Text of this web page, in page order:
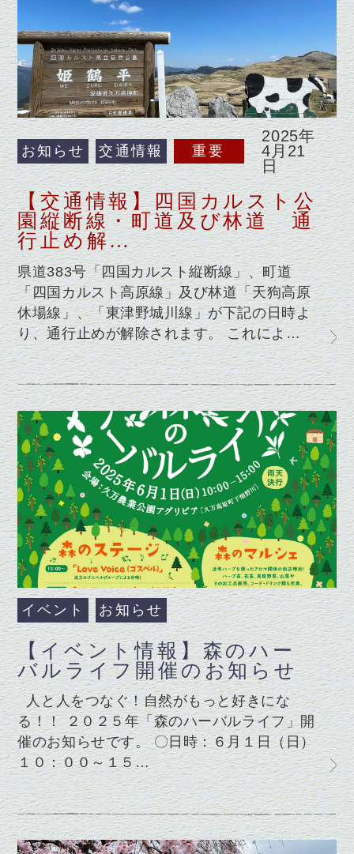
お知らせ 交通情報 重要
2025年
4月21
日
【交通情報】四国カルスト公
園縦断線・町道及び林道 通
行止め解…
県道383号「四国カルスト縦断線」、町道
「四国カルスト高原線」及び林道「天狗高原
休場線」、「東津野城川線」が下記の日時よ
り、通行止めが解除されます。 これによ…
イベント お知らせ
【イベント情報】森のハー
バルライフ開催のお知らせ
人と人をつなぐ！自然がもっと好きにな
る！！ ２０２５年「森のハーバルライフ」開
催のお知らせです。 〇日時：６月１日（日）
１０：００～１５…